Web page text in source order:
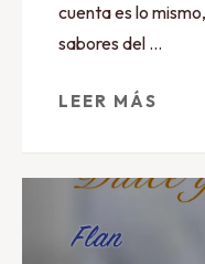
cuenta es lo
sabores del …
LEER MÁS